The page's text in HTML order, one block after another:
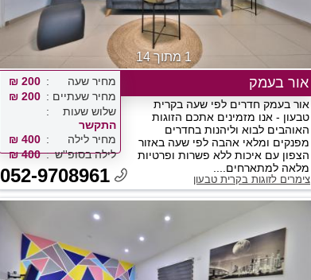
1 מתוך 14
אור בעמק
אור בעמק חדרים לפי שעה בקרית
טבעון - אנו מזמינים אתכם הזוגות
האוהבים לבוא וליהנות בחדרים
מפנקים ומלאי אהבה לפי שעה באזור
הצפון עם איכות ללא פשרות ופרטיות
מלאה למתארחים....
צימרים לזוגות בקרית טבעון
מחיר שעה
200 ₪
מחיר שעתיים
200 ₪
שלוש שעות
התקשר
מחיר לילה
400 ₪
לילה בסופ''ש
400 ₪
052-9708961